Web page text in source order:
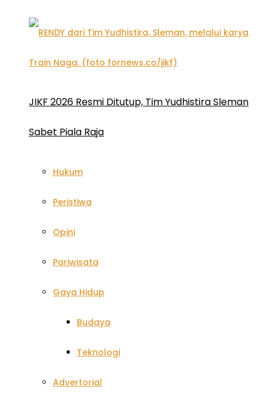
JIKF 2026 Resmi Ditutup, Tim Yudhistira Sleman
Sabet Piala Raja
Hukum
Peristiwa
Opini
Pariwisata
Gaya Hidup
Budaya
Teknologi
Advertorial